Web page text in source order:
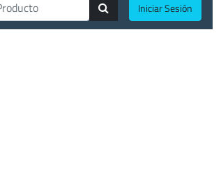
Iniciar Sesión